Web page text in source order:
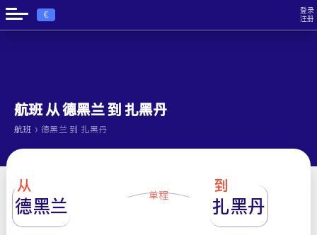
€
登录
注册
航班 从 德黑兰 到 扎黑丹
航班 › 德黑兰 到 扎黑丹
从
德黑兰 单程
到
扎黑丹